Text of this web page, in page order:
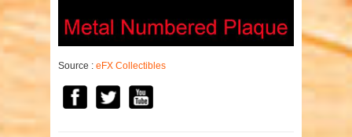
Source : eFX Collectibles